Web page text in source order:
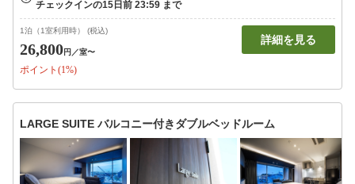
1泊（1室利用時） (税込)
26,800円 ／室〜
ポイント(1%)
詳細を見る
LARGE SUITE バルコニー付きダブルベッドルーム